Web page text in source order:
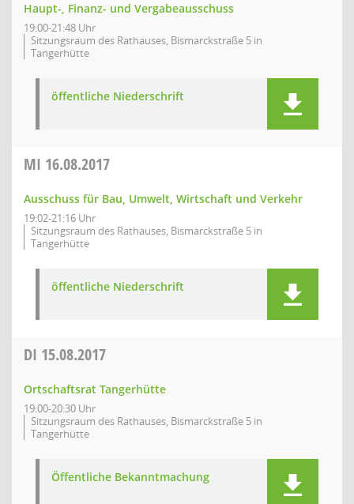
Haupt-, Finanz- und Vergabeausschuss
19:00-21:48 Uhr
Sitzungsraum des Rathauses, Bismarckstraße 5 in
Tangerhütte
öffentliche Niederschrift
MI 16.08.2017
Ausschuss für Bau, Umwelt, Wirtschaft und Verkehr
19:02-21:16 Uhr
Sitzungsraum des Rathauses, Bismarckstraße 5 in
Tangerhütte
öffentliche Niederschrift
DI 15.08.2017
Ortschaftsrat Tangerhütte
19:00-20:30 Uhr
Sitzungsraum des Rathauses, Bismarckstraße 5 in
Tangerhütte
Öffentliche Bekanntmachung